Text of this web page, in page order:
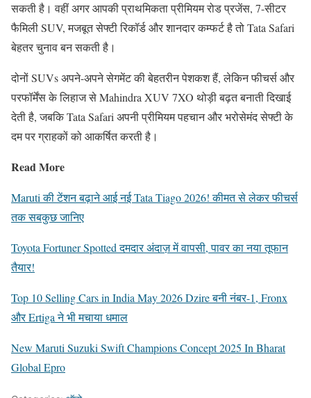
सकती है। वहीं अगर आपकी प्राथमिकता प्रीमियम रोड प्रजेंस, 7-सीटर
फैमिली SUV, मजबूत सेफ्टी रिकॉर्ड और शानदार कम्फर्ट है तो Tata Safari
बेहतर चुनाव बन सकती है।
दोनों SUVs अपने-अपने सेगमेंट की बेहतरीन पेशकश हैं, लेकिन फीचर्स और
परफॉर्मेंस के लिहाज से Mahindra XUV 7XO थोड़ी बढ़त बनाती दिखाई
देती है, जबकि Tata Safari अपनी प्रीमियम पहचान और भरोसेमंद सेफ्टी के
दम पर ग्राहकों को आकर्षित करती है।
Read More
Maruti की टेंशन बढ़ाने आई नई Tata Tiago 2026! कीमत से लेकर फीचर्स
तक सबकुछ जानिए
Toyota Fortuner Spotted दमदार अंदाज़ में वापसी, पावर का नया तूफान
तैयार!
Top 10 Selling Cars in India May 2026 Dzire बनी नंबर-1, Fronx
और Ertiga ने भी मचाया धमाल
New Maruti Suzuki Swift Champions Concept 2025 In Bharat
Global Epro